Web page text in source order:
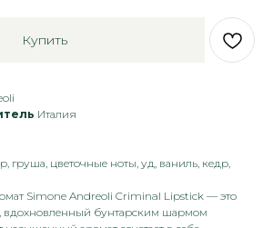
Купить
Италия
груша, цветочные ноты, уд, ваниль, кедр,
Simone Andreoli Criminal Lipstick — это
бунтарским шармом